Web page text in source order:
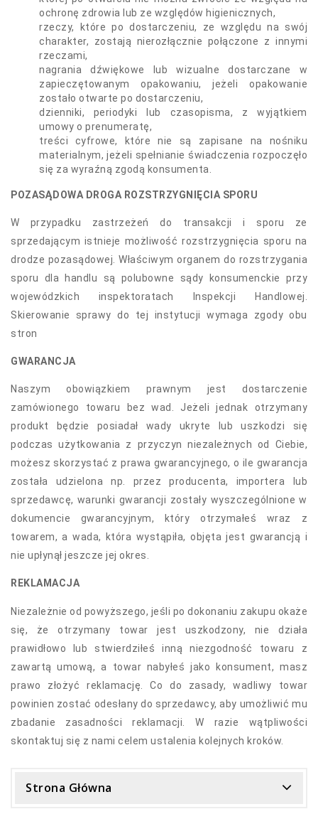
ochronę zdrowia lub ze względów higienicznych,
rzeczy, które po dostarczeniu, ze względu na swój
charakter, zostają nierozłącznie połączone z innymi
rzeczami,
nagrania dźwiękowe lub wizualne dostarczane w
zapieczętowanym opakowaniu, jeżeli opakowanie
zostało otwarte po dostarczeniu,
dzienniki, periodyki lub czasopisma, z wyjątkiem
umowy o prenumeratę,
treści cyfrowe, które nie są zapisane na nośniku
materialnym, jeżeli spełnianie świadczenia rozpoczęło
się za wyraźną zgodą konsumenta.
POZASĄDOWA DROGA ROZSTRZYGNIĘCIA SPORU
W przypadku zastrzeżeń do transakcji i sporu ze
sprzedającym istnieje możliwość rozstrzygnięcia sporu na
drodze pozasądowej. Właściwym organem do rozstrzygania
sporu dla handlu są polubowne sądy konsumenckie przy
wojewódzkich inspektoratach Inspekcji Handlowej.
Skierowanie sprawy do tej instytucji wymaga zgody obu
stron
GWARANCJA
Naszym obowiązkiem prawnym jest dostarczenie
zamówionego towaru bez wad. Jeżeli jednak otrzymany
produkt będzie posiadał wady ukryte lub uszkodzi się
podczas użytkowania z przyczyn niezależnych od Ciebie,
możesz skorzystać z prawa gwarancyjnego, o ile gwarancja
została udzielona np. przez producenta, importera lub
sprzedawcę, warunki gwarancji zostały wyszczególnione w
dokumencie gwarancyjnym, który otrzymałeś wraz z
towarem, a wada, która wystąpiła, objęta jest gwarancją i
nie upłynął jeszcze jej okres.
REKLAMACJA
Niezależnie od powyższego, jeśli po dokonaniu zakupu okaże
się, że otrzymany towar jest uszkodzony, nie działa
prawidłowo lub stwierdziłeś inną niezgodność towaru z
zawartą umową, a towar nabyłeś jako konsument, masz
prawo złożyć reklamację. Co do zasady, wadliwy towar
powinien zostać odesłany do sprzedawcy, aby umożliwić mu
zbadanie zasadności reklamacji. W razie wątpliwości
skontaktuj się z nami celem ustalenia kolejnych kroków.
Strona Główna